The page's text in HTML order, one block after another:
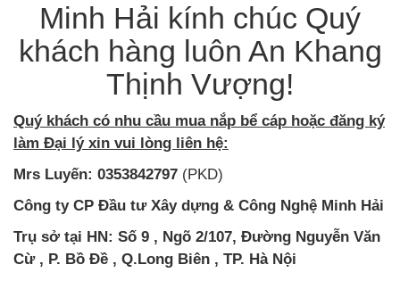
Minh Hải kính chúc Quý
khách hàng luôn An Khang
Thịnh Vượng!
Quý khách có nhu cầu mua nắp bể cáp hoặc đăng ký
làm Đại lý xin vui lòng liên hệ:
Mrs Luyến: 0353842797 (PKD)
Công ty CP Đầu tư Xây dựng & Công Nghệ Minh Hải
Trụ sở tại HN: Số 9 , Ngõ 2/107, Đường Nguyễn Văn
Cừ , P. Bồ Đề , Q.Long Biên , TP. Hà Nội